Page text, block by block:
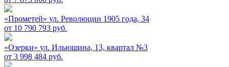
«Прометей» ул. Революции 1905 года, 34
от 10 790 793 руб.
«Озерки» ул. Ильюшина, 13, квартал №3
от 3 998 484 руб.